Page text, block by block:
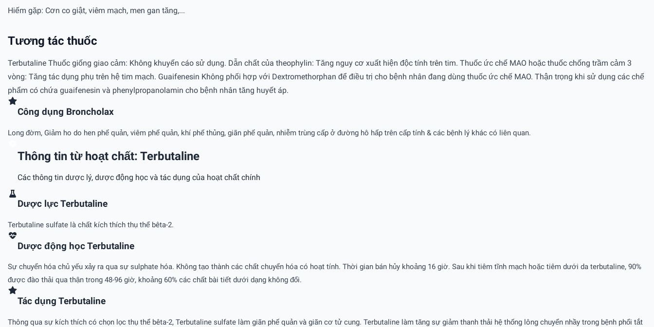
Hiếm gặp: Cơn co giật, viêm mạch, men gan tăng,...
Tương tác thuốc
Terbutaline Thuốc giống giao cảm: Không khuyến cáo sử dụng. Dẫn chất của theophylin: Tăng nguy cơ xuất hiện độc tính trên tim. Thuốc ức chế MAO hoặc thuốc chống trầm cảm 3
vòng: Tăng tác dụng phụ trên hệ tim mạch. Guaifenesin Không phối hợp với Dextromethorphan để điều trị cho bệnh nhân đang dùng thuốc ức chế MAO. Thận trọng khi sử dụng các chế
phẩm có chứa guaifenesin và phenylpropanolamin cho bệnh nhân tăng huyết áp.
Công dụng Broncholax
Long đờm, Giảm ho do hen phế quản, viêm phế quản, khí phế thủng, giãn phế quản, nhiễm trùng cấp ở đường hô hấp trên cấp tính & các bệnh lý khác có liên quan.
Thông tin từ hoạt chất: Terbutaline
Các thông tin dược lý, dược động học và tác dụng của hoạt chất chính
Dược lực Terbutaline
Terbutaline sulfate là chất kích thích thụ thể bêta-2.
Dược động học Terbutaline
Sự chuyển hóa chủ yếu xảy ra qua sự sulphate hóa. Không tạo thành các chất chuyển hóa có hoạt tính. Thời gian bán hủy khoảng 16 giờ. Sau khi tiêm tĩnh mạch hoặc tiêm dưới da terbutaline, 90%
được đào thải qua thận trong 48-96 giờ, khoảng 60% các chất bài tiết dưới dạng không đổi.
Tác dụng Terbutaline
Thông qua sự kích thích có chọn lọc thụ thể bêta-2, Terbutaline sulfate làm giãn phế quản và giãn cơ tử cung. Terbutaline làm tăng sự giảm thanh thải hệ thống lông chuyển nhầy trong bệnh phổi tắt